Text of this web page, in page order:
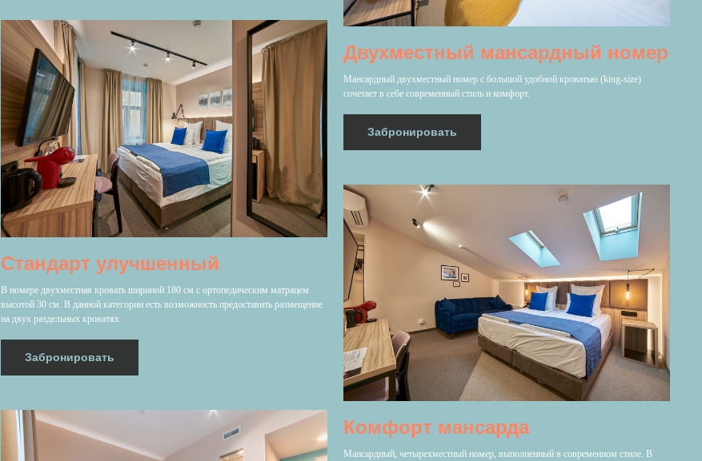
Двухместный мансардный номер
Мансардный двухместный номер с большой удобной кроватью (king-size)
сочетает в себе современный стиль и комфорт.
Забронировать
Стандарт улучшенный
В номере двухместная кровать шириной 180 см с ортопедическим матрацем
высотой 30 см. В данной категории есть возможность предоставить размещение
на двух раздельных кроватях.
Забронировать
Комфорт мансарда
Мансардный, четырехместный номер, выполненный в современном стиле. В